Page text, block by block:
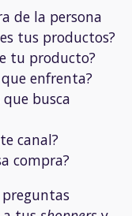
de la persona
tus productos?
tu producto?
enfrenta?
que busca
canal?
compra?
preguntas